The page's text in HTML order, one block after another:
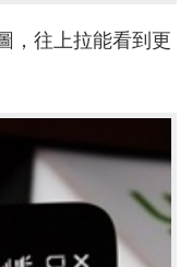
，往上拉能看到更